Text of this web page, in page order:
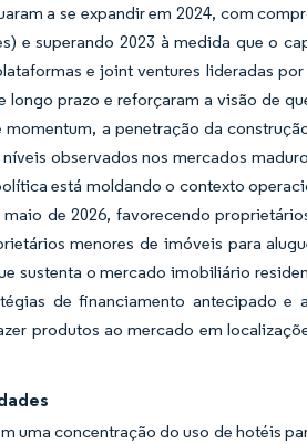
a se expandir em 2024, com
e superando 2023 à medida que o
e joint ventures lideradas
prazo e reforçaram a visão de
a penetração da
observados nos mercados
está moldando o contexto
de 2026, favorecendo
menores de imóveis para
sustenta o mercado imobiliário
de financiamento antecipado e
produtos ao mercado em
uma concentração do uso de hotéis